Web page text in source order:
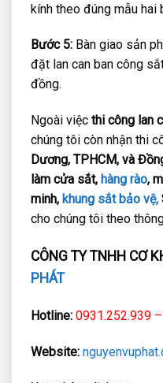
kính theo đúng mẫu hai
Bước 5: Bàn giao sản
đặt lan can ban công
đồng.
Ngoài việc thi công lan
chúng tôi còn nhận thi
Dương, TPHCM, và
làm cửa sắt, hàng rào,
minh, khung sắt bảo vệ,
cho chúng tôi theo
CÔNG TY TNHH CƠ
PHÁT
Hotline: 0931.252.939
Website: